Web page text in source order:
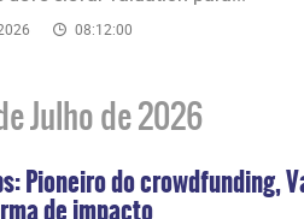
08:12:00
Julho de 2026
Pioneiro do crowdfunding,
de impacto